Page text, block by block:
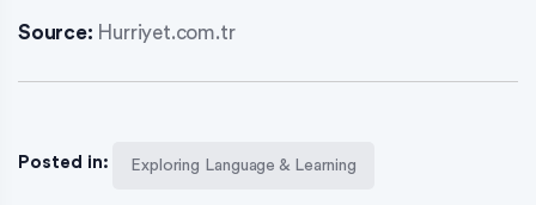
Source: Hurriyet.com.tr
Posted in: Exploring Language & Learning